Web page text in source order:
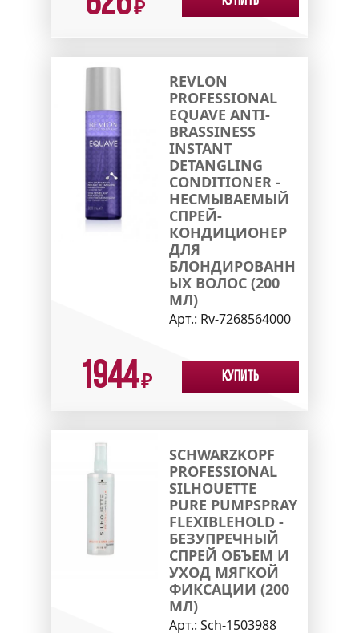
₽
REVLON
PROFESSIONAL
EQUAVE ANTI-
BRASSINESS
INSTANT
DETANGLING
CONDITIONER -
НЕСМЫВАЕМЫЙ
СПРЕЙ-
КОНДИЦИОНЕР
ДЛЯ
БЛОНДИРОВАНН
ЫХ ВОЛОС (200
МЛ)
Арт.: Rv-7268564000
1944₽ Купить
SCHWARZKOPF
PROFESSIONAL
SILHOUETTE
PURE PUMPSPRAY
FLEXIBLEHOLD -
БЕЗУПРЕЧНЫЙ
СПРЕЙ ОБЪЕМ И
УХОД МЯГКОЙ
ФИКСАЦИИ (200
МЛ)
Арт.: Sch-1503988